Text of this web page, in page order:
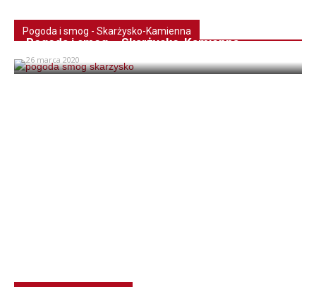
Pogoda i smog - Skarżysko-Kamienna
Pogoda i smog – Skarżysko-Kamienna
26 marca 2020